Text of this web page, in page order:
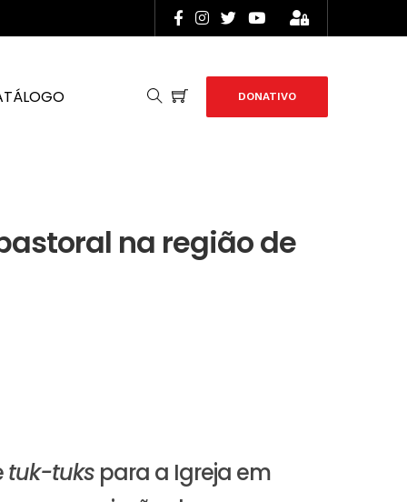
DONATIVO
na região de
tuk-tuks para a Igreja em